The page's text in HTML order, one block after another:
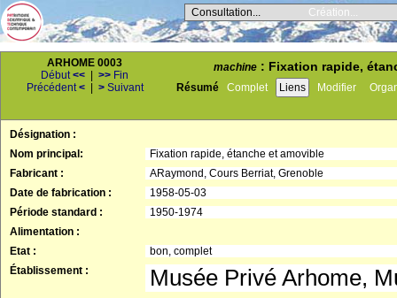
Consultation... Création...
ARHOME 0003
Début<< >> Fin
Précédent< > Suivant
machine : Fixation rapide,
Résumé Complet Liens Modifier
Désignation :
Nom principal:
Fixation rapide, étanche et amovible
Fabricant :
ARaymond, Cours Berriat, Grenoble
Date de fabrication :
1958-05-03
Période standard :
1950-1974
Alimentation :
Etat :
bon, complet
Établissement :
Musée Privé Arhome,